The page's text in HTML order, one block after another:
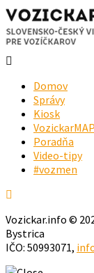
Domov
Správy
Kiosk
VozickarMAP
Poradňa
Video-tipy
#vozmen
Vozickar.info ©
Bystrica
IČO: 50993071,